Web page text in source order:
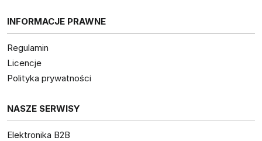
INFORMACJE PRAWNE
Regulamin
Licencje
Polityka prywatności
NASZE SERWISY
Elektronika B2B